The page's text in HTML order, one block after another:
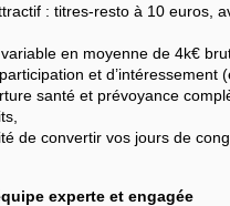
: titres-resto à 10 euros,
en moyenne de 4k€
et d’intéressement
santé et prévoyance
de convertir vos jours de
experte et engagée